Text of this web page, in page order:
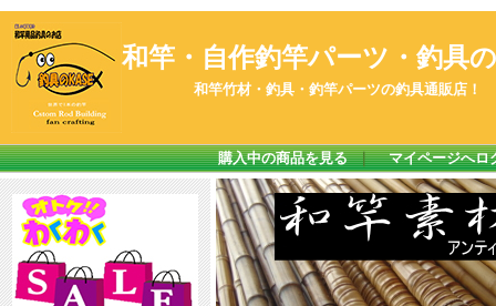
和竿・自作釣竿パーツ・釣具の
和竿竹材・釣具・釣竿パーツの釣具通販店！
購入中の商品を見る｜ マイページへロ